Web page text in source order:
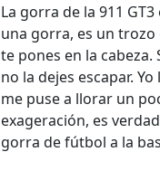
La gorra de la 911
una gorra, es un
te pones en la cabeza.
no la dejes escapar.
me puse a llorar un
exageración, es
gorra de fútbol a la